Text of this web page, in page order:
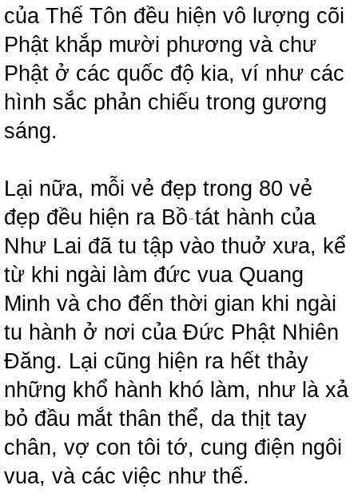
của Thế Tôn đều hiện vô lượng cõi
Phật khắp mười phương và chư
Phật ở các quốc độ kia, ví như các
hình sắc phản chiếu trong gương
sáng.
Lại nữa, mỗi vẻ đẹp trong 80 vẻ
đẹp đều hiện ra Bồ-tát hành của
Như Lai đã tu tập vào thuở xưa, kể
từ khi ngài làm đức vua Quang
Minh và cho đến thời gian khi ngài
tu hành ở nơi của Đức Phật Nhiên
Đăng. Lại cũng hiện ra hết thảy
những khổ hành khó làm, như là xả
bỏ đầu mắt thân thể, da thịt tay
chân, vợ con tôi tớ, cung điện ngôi
vua, và các việc như thế.